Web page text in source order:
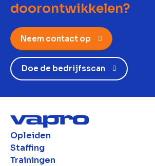
doorontwikkelen?
Neem contact op
Doe de bedrijfsscan
Opleiden
Staffing
Trainingen